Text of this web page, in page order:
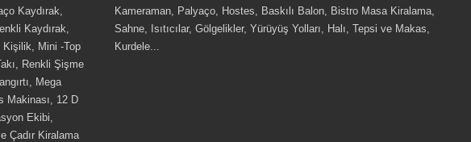
Kaydırak,
Kaydırak,
Mini -Top
Renkli Şişme
Mega
Makinası, 12 D
Ekibi,
Çadır Kiralama
Kameraman, Palyaço, Hostes, Baskılı Balon, Bistro Masa Kiralama,
Sahne, Isıtıcılar, Gölgelikler, Yürüyüş Yolları, Halı, Tepsi ve Makas,
Kurdele...